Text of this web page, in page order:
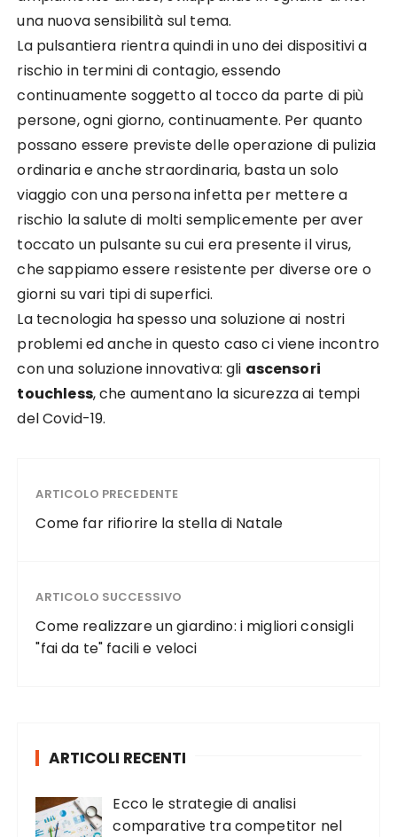
una nuova sensibilità sul tema.
La pulsantiera rientra quindi in uno dei dispositivi a
rischio in termini di contagio, essendo
continuamente soggetto al tocco da parte di più
persone, ogni giorno, continuamente. Per quanto
possano essere previste delle operazione di pulizia
ordinaria e anche straordinaria, basta un solo
viaggio con una persona infetta per mettere a
rischio la salute di molti semplicemente per aver
toccato un pulsante su cui era presente il virus,
che sappiamo essere resistente per diverse ore o
giorni su vari tipi di superfici.
La tecnologia ha spesso una soluzione ai nostri
problemi ed anche in questo caso ci viene incontro
con una soluzione innovativa: gli ascensori
touchless, che aumentano la sicurezza ai tempi
del Covid-19.
ARTICOLO PRECEDENTE
Come far rifiorire la stella di Natale
ARTICOLO SUCCESSIVO
Come realizzare un giardino: i migliori consigli
"fai da te" facili e veloci
ARTICOLI RECENTI
Ecco le strategie di analisi
comparative tra competitor nel